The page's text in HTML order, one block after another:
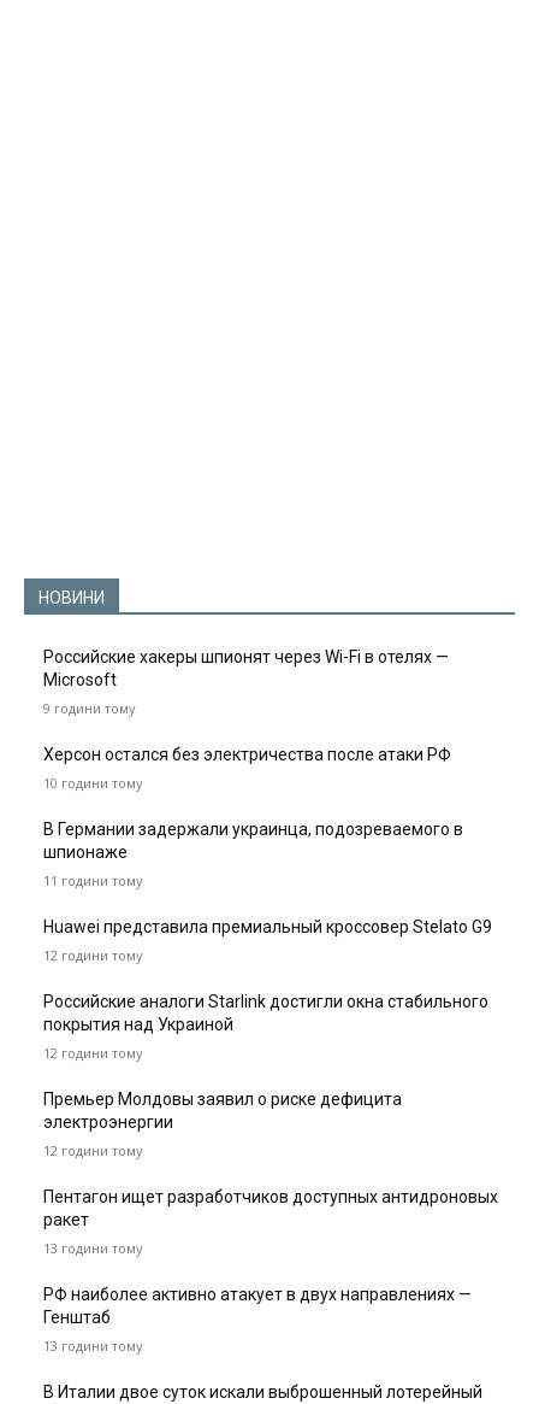
НОВИНИ
Российские хакеры шпионят через Wi-Fi в отелях —
Microsoft
9 години тому
Херсон остался без электричества после атаки РФ
10 години тому
В Германии задержали украинца, подозреваемого в
шпионаже
11 години тому
Huawei представила премиальный кроссовер Stelato G9
12 години тому
Российские аналоги Starlink достигли окна стабильного
покрытия над Украиной
12 години тому
Премьер Молдовы заявил о риске дефицита
электроэнергии
12 години тому
Пентагон ищет разработчиков доступных антидроновых
ракет
13 години тому
РФ наиболее активно атакует в двух направлениях —
Генштаб
13 години тому
В Италии двое суток искали выброшенный лотерейный